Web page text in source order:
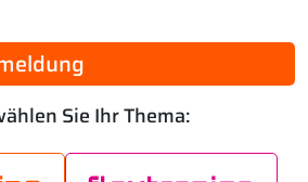
Sie Ihr Thema: